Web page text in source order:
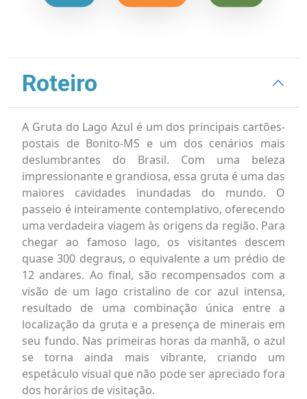
Roteiro
A Gruta do Lago Azul é um dos principais cartões-
postais de Bonito-MS e um dos cenários mais
deslumbrantes do Brasil. Com uma beleza
impressionante e grandiosa, essa gruta é uma das
maiores cavidades inundadas do mundo. O
passeio é inteiramente contemplativo, oferecendo
uma verdadeira viagem às origens da região. Para
chegar ao famoso lago, os visitantes descem
quase 300 degraus, o equivalente a um prédio de
12 andares. Ao final, são recompensados com a
visão de um lago cristalino de cor azul intensa,
resultado de uma combinação única entre a
localização da gruta e a presença de minerais em
seu fundo. Nas primeiras horas da manhã, o azul
se torna ainda mais vibrante, criando um
espetáculo visual que não pode ser apreciado fora
dos horários de visitação.